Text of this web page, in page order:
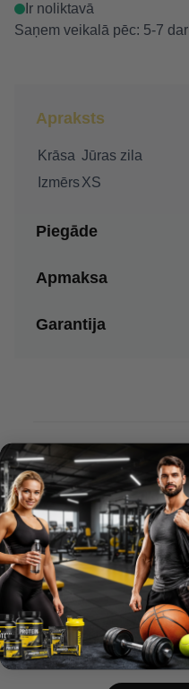
Ir noliktavā
Saņem veikalā pēc: 5-7
Apraksts
Krāsa Jūras zila
IzmērsXS
Piegāde
Apmaksa
Garantija
We’re
Let us